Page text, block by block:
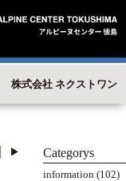
株式会社 ネクストワン
▶︎ Categorys
information (102)